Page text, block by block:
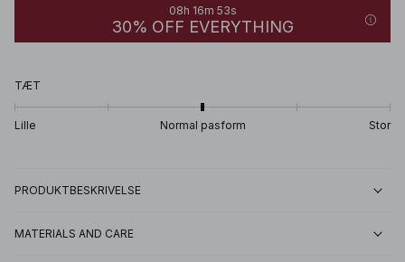
08h 16m 53s
30% OFF EVERYTHING
TÆT
Lille Normal pasform Stor
PRODUKTBESKRIVELSE
MATERIALS AND CARE